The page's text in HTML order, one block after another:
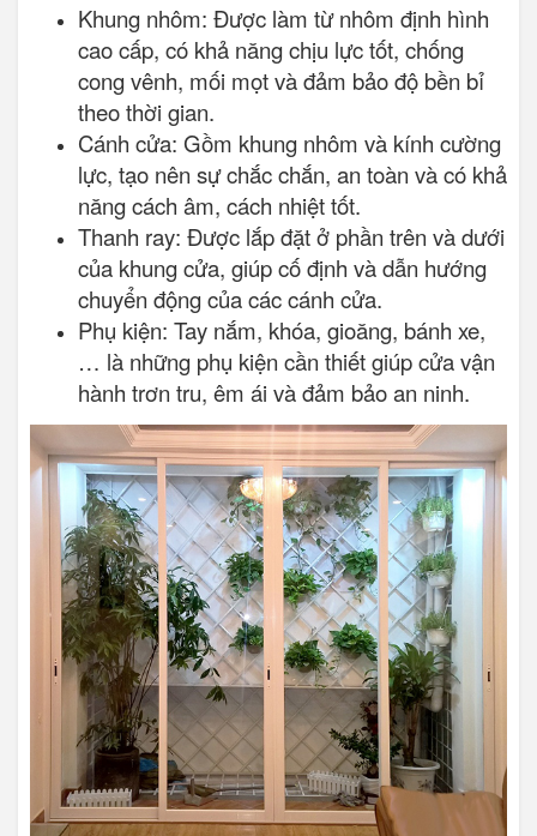
Khung nhôm: Được làm từ nhôm định hình
cao cấp, có khả năng chịu lực tốt, chống
cong vênh, mối mọt và đảm bảo độ bền bỉ
theo thời gian.
Cánh cửa: Gồm khung nhôm và kính cường
lực, tạo nên sự chắc chắn, an toàn và có khả
năng cách âm, cách nhiệt tốt.
Thanh ray: Được lắp đặt ở phần trên và dưới
của khung cửa, giúp cố định và dẫn hướng
chuyển động của các cánh cửa.
Phụ kiện: Tay nắm, khóa, gioăng, bánh xe,
… là những phụ kiện cần thiết giúp cửa vận
hành trơn tru, êm ái và đảm bảo an ninh.